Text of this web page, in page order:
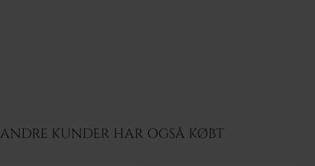
ANDRE KUNDER HAR OGSÅ KØBT